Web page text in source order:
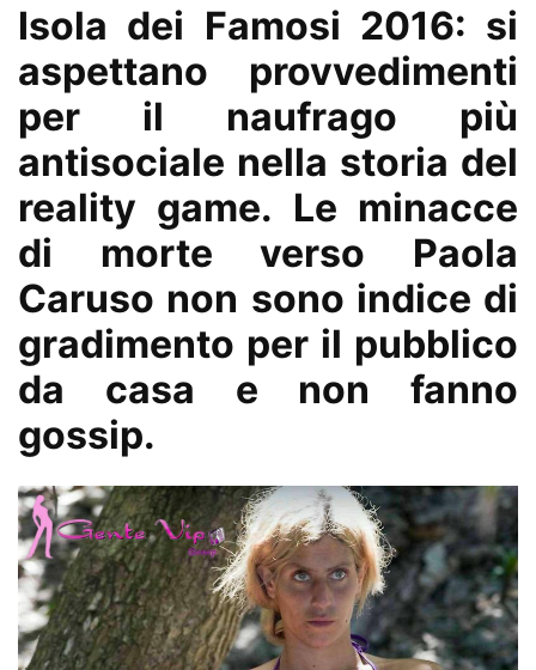
Isola dei Famosi 2016: si
aspettano provvedimenti
per il naufrago più
antisociale nella storia del
reality game. Le minacce
di morte verso Paola
Caruso non sono indice di
gradimento per il pubblico
da casa e non fanno
gossip.